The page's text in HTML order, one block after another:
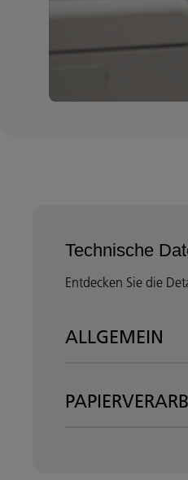
Technische
Entdecken Sie die
ALLGEMEIN